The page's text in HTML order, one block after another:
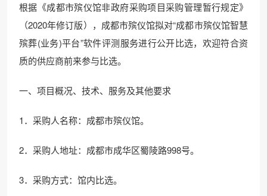
根据《成都市殡仪馆非政府采购项目采购管理暂行规定》
（2020年修订版），成都市殡仪馆拟对“成都市殡仪馆智慧
殡葬(业务)平台”软件评测服务进行公开比选，欢迎符合资
质的供应商前来参与比选。
一、项目概况、技术、服务及其他要求
1．采购人名称：成都市殡仪馆。
2．采购人地址：成都市成华区蜀陵路998号。
3．采购方式：馆内比选。